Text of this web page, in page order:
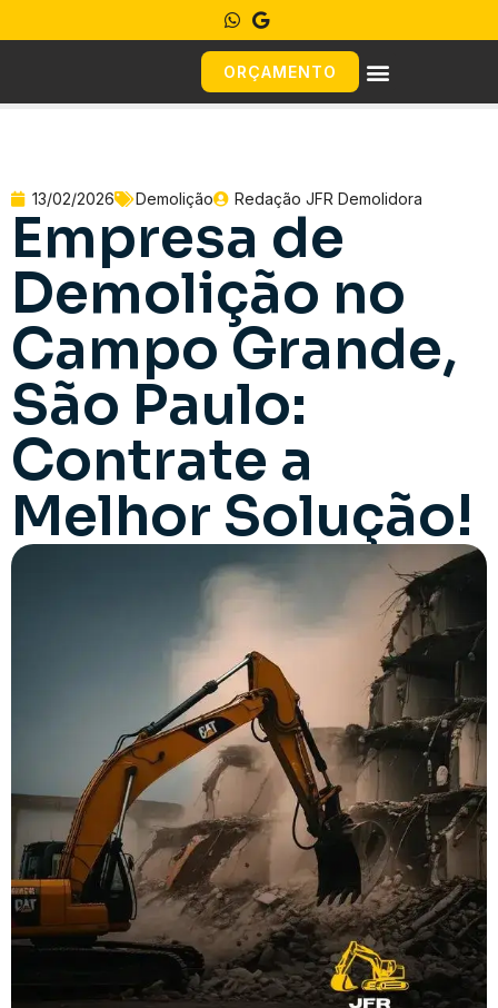
ORÇAMENTO
13/02/2026 Demolição Redação JFR Demolidora
Empresa de
Demolição no
Campo Grande,
São Paulo:
Contrate a
Melhor Solução!